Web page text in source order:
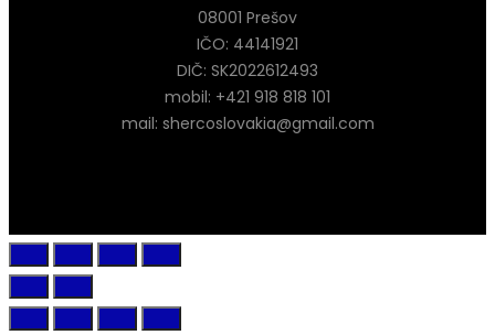
08001 Prešov
IČO: 44141921
DIČ: SK2022612493
mobil: +421 918 818 101
mail: shercoslovakia@gmail.com